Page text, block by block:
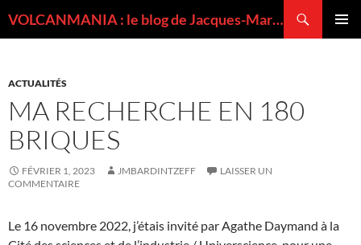
VOLCANMANIA : le blog de Jacques-Marie BARDINTZEFF, volcanologue
ACTUALITÉS
MA RECHERCHE EN 180
BRIQUES
FÉVRIER 1, 2023 JMBARDINTZEFF
LAISSER UN
COMMENTAIRE
Le 16 novembre 2022, j’étais invité par Agathe Daymand à la